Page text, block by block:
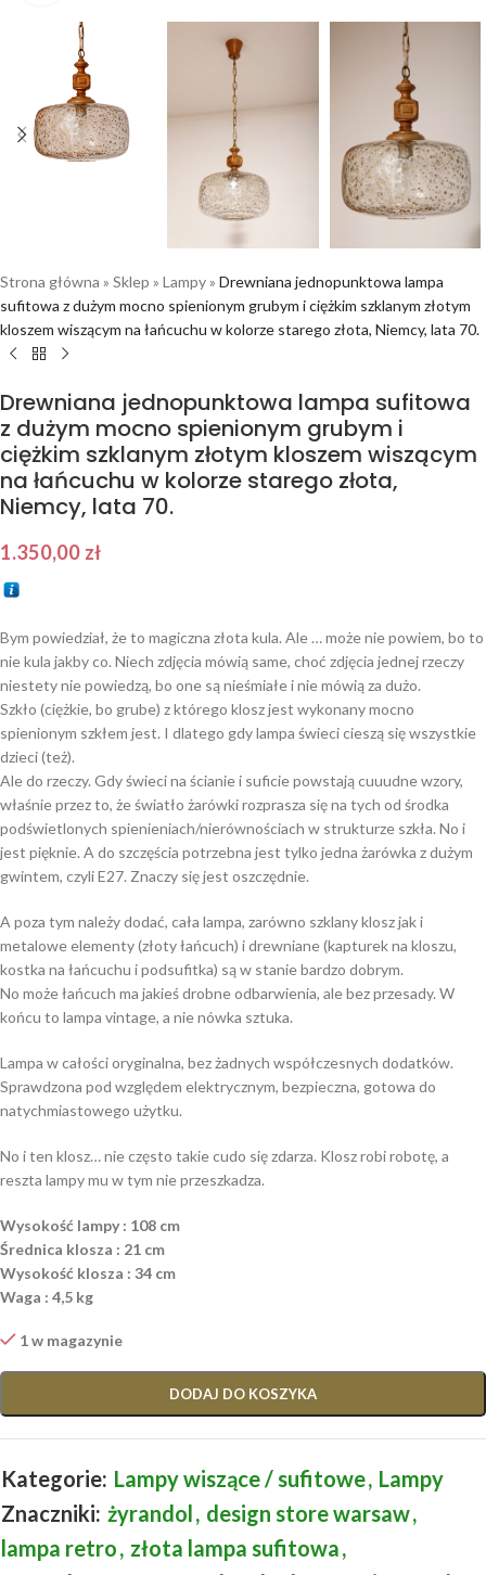
Strona główna » Sklep » Lampy» Drewniana jednopunktowa lampa
sufitowa z dużym mocno spienionym grubym i ciężkim szklanym złotym
kloszem wiszącym na łańcuchu w kolorze starego złota, Niemcy, lata 70.
Drewniana jednopunktowa lampa sufitowa
z dużym mocno spienionym grubym i
ciężkim szklanym złotym kloszem wiszącym
na łańcuchu w kolorze starego złota,
Niemcy, lata 70.
1.350,00 zł
Bym powiedział, że to magiczna złota kula. Ale … może nie powiem, bo to
nie kula jakby co. Niech zdjęcia mówią same, choć zdjęcia jednej rzeczy
niestety nie powiedzą, bo one są nieśmiałe i nie mówią za dużo.
Szkło (ciężkie, bo grube) z którego klosz jest wykonany mocno
spienionym szkłem jest. I dlatego gdy lampa świeci cieszą się wszystkie
dzieci (też).
Ale do rzeczy. Gdy świeci na ścianie i suficie powstają cuuudne wzory,
właśnie przez to, że światło żarówki rozprasza się na tych od środka
podświetlonych spienieniach/nierównościach w strukturze szkła. No i
jest pięknie. A do szczęścia potrzebna jest tylko jedna żarówka z dużym
gwintem, czyli E27. Znaczy się jest oszczędnie.
A poza tym należy dodać, cała lampa, zarówno szklany klosz jak i
metalowe elementy (złoty łańcuch) i drewniane (kapturek na kloszu,
kostka na łańcuchu i podsufitka) są w stanie bardzo dobrym.
No może łańcuch ma jakieś drobne odbarwienia, ale bez przesady. W
końcu to lampa vintage, a nie nówka sztuka.
Lampa w całości oryginalna, bez żadnych współczesnych dodatków.
Sprawdzona pod względem elektrycznym, bezpieczna, gotowa do
natychmiastowego użytku.
No i ten klosz… nie często takie cudo się zdarza. Klosz robi robotę, a
reszta lampy mu w tym nie przeszkadza.
Wysokość lampy : 108 cm
Średnica klosza : 21 cm
Wysokość klosza : 34 cm
Waga : 4,5 kg
1 w magazynie
DODAJ DO KOSZYKA
Kategorie: Lampy wiszące / sufitowe, Lampy
Znaczniki: żyrandol, design store warsaw,
lampa retro, złota lampa sufitowa,